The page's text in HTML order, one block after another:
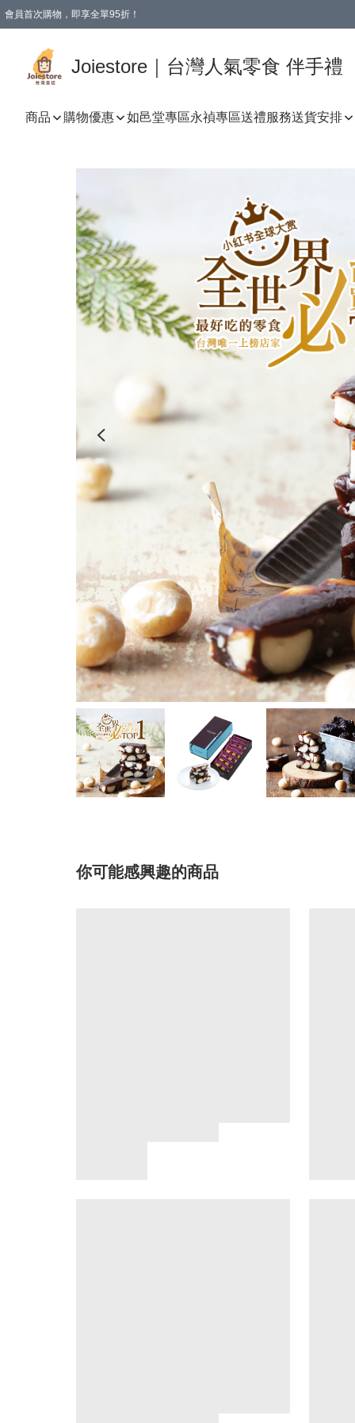
會員首次購物，即享全單95折！
Joiestore｜台灣人氣零食 伴手禮
商品 購物優惠 如邑堂專區永禎專區送禮服務送貨安排
你可能感興趣的商品